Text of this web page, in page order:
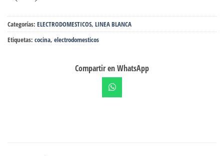
Categorías: ELECTRODOMESTICOS, LINEA BLANCA
Etiquetas: cocina, electrodomesticos
Compartir en WhatsApp